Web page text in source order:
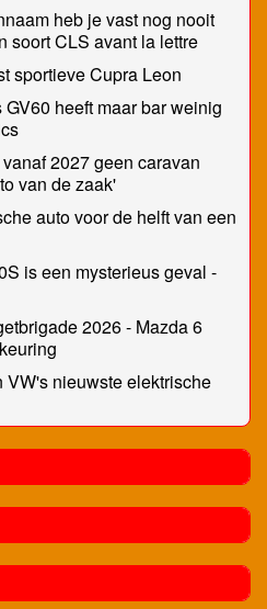
heb je vast nog nooit
soort CLS avant la lettre
sportieve Cupra Leon
heeft maar bar weinig
2027 geen caravan
van de zaak'
auto voor de helft van een
is een mysterieus geval -
2026 - Mazda 6
nieuwste elektrische